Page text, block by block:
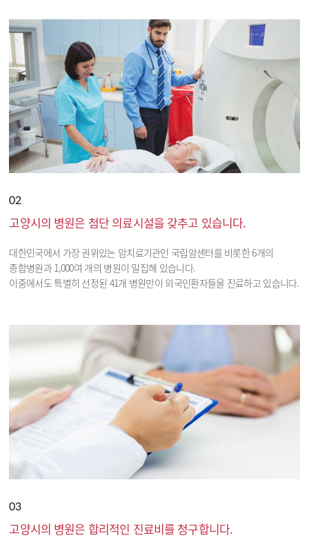
02
고양시의 병원은 첨단 의료시설을 갖추고 있습니다.
대한민국에서 가장 권위있는 암치료기관인 국립암센터를 비롯한 6개의
종합병원과 1,000여 개의 병원이 밀집해 있습니다.
이중에서도 특별히 선정된 41개 병원만이 외국인환자들을 진료하고 있습니다.
03
고양시의 병원은 합리적인 진료비를 청구합니다.